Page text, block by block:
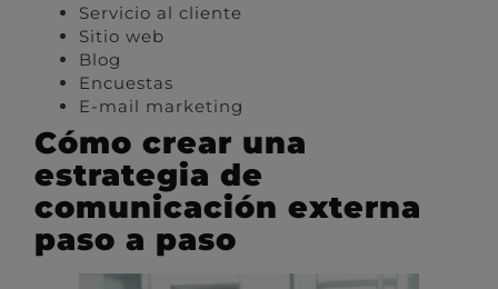
Servicio al cliente
Sitio web
Blog
Encuestas
E-mail marketing
Cómo crear una
estrategia de
comunicación externa
paso a paso